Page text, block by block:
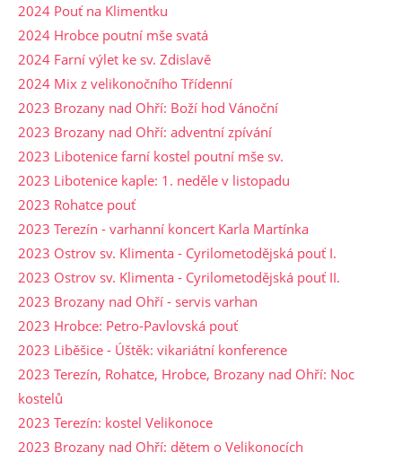
2024 Pouť na Klimentku
2024 Hrobce poutní mše svatá
2024 Farní výlet ke sv. Zdislavě
2024 Mix z velikonočního Třídenní
2023 Brozany nad Ohří: Boží hod Vánoční
2023 Brozany nad Ohří: adventní zpívání
2023 Libotenice farní kostel poutní mše sv.
2023 Libotenice kaple: 1. neděle v listopadu
2023 Rohatce pouť
2023 Terezín - varhanní koncert Karla Martínka
2023 Ostrov sv. Klimenta - Cyrilometodějská pouť I.
2023 Ostrov sv. Klimenta - Cyrilometodějská pouť II.
2023 Brozany nad Ohří - servis varhan
2023 Hrobce: Petro-Pavlovská pouť
2023 Liběšice - Úštěk: vikariátní konference
2023 Terezín, Rohatce, Hrobce, Brozany nad Ohří: Noc
kostelů
2023 Terezín: kostel Velikonoce
2023 Brozany nad Ohří: dětem o Velikonocích